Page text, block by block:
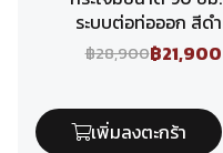
ระบบต่อท่อออก สีดำ
฿28,900฿21,900
เพิ่มลงตะกร้า